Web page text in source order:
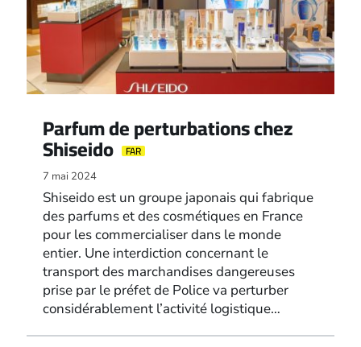
Parfum de perturbations chez
Shiseido FAR
7 mai 2024
Shiseido est un groupe japonais qui fabrique
des parfums et des cosmétiques en France
pour les commercialiser dans le monde
entier. Une interdiction concernant le
transport des marchandises dangereuses
prise par le préfet de Police va perturber
considérablement l’activité logistique…